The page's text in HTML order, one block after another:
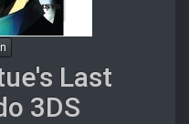
Last
3DS